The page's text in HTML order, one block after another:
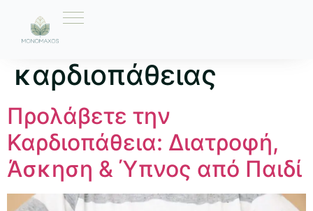
Ετικέτα:
καρδιοπάθειας
Προλάβετε την
Καρδιοπάθεια: Διατροφή,
Άσκηση & Ύπνος από Παιδί